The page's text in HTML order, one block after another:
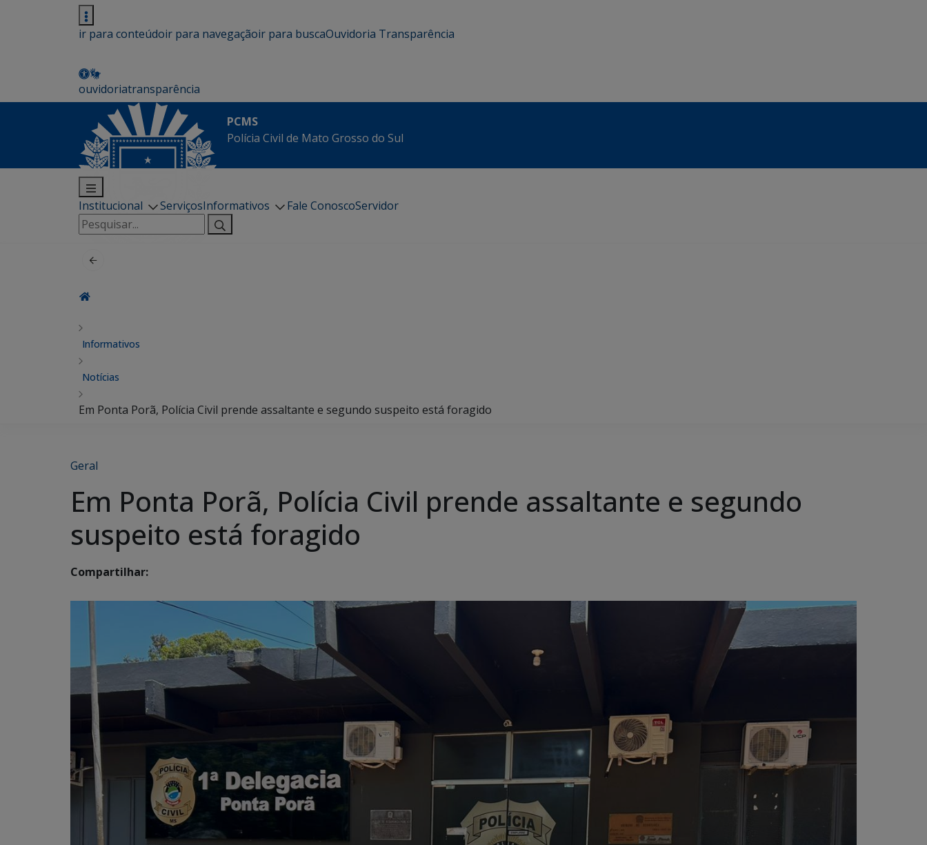
ir para conteúdoir para navegaçãoir para buscaOuvidoria Transparência
ouvidoriatransparência
PCMS
Polícia Civil de Mato Grosso do Sul
Institucional ServiçosInformativos Fale ConoscoServidor
Pesquisar
por:
Informativos
Notícias
Em Ponta Porã, Polícia Civil prende assaltante e segundo suspeito está foragido
Geral
Em Ponta Porã, Polícia Civil prende assaltante e segundo
suspeito está foragido
Compartilhar: